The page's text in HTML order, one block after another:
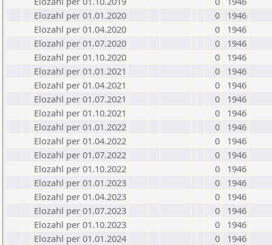
Elozahl per 01.01.2020
0
1946
Elozahl per 01.04.2020
0
1946
Elozahl per 01.07.2020
0
1946
Elozahl per 01.10.2020
0
1946
Elozahl per 01.01.2021
0
1946
Elozahl per 01.04.2021
0
1946
Elozahl per 01.07.2021
0
1946
Elozahl per 01.10.2021
0
1946
Elozahl per 01.01.2022
0
1946
Elozahl per 01.04.2022
0
1946
Elozahl per 01.07.2022
0
1946
Elozahl per 01.10.2022
0
1946
Elozahl per 01.01.2023
0
1946
Elozahl per 01.04.2023
0
1946
Elozahl per 01.07.2023
0
1946
Elozahl per 01.10.2023
0
1946
Elozahl per 01.01.2024
0
1946